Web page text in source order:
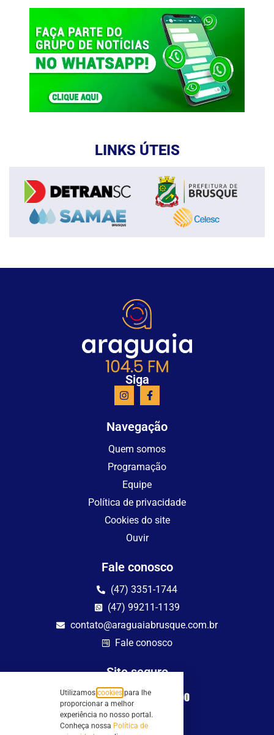
LINKS ÚTEIS
Siga
Navegação
Quem somos
Programação
Equipe
Política de privacidade
Cookies do site
Ouvir
Fale conosco
(47) 3351-1744
(47) 99211-1139
contato@araguaiabrusque.com.br
Fale conosco
Site seguro
Utilizamos cookies para lhe
proporcionar a melhor
experiência no nosso portal.
Conheça nossa Política de